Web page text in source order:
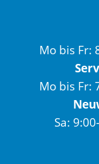
Mo bis Fr:
Mo bis Fr:
Sa: